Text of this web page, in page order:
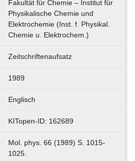
Fakultät für Chemie – Institut für
Physikalische Chemie und
Elektrochemie (Inst. f. Physikal.
Chemie u. Elektrochem.)
Zeitschriftenaufsatz
1989
Englisch
KITopen-ID: 162689
Mol. phys. 66 (1989) S. 1015-
1025.